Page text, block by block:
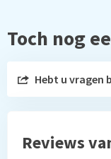
Toch nog
Hebt u vragen
Reviews